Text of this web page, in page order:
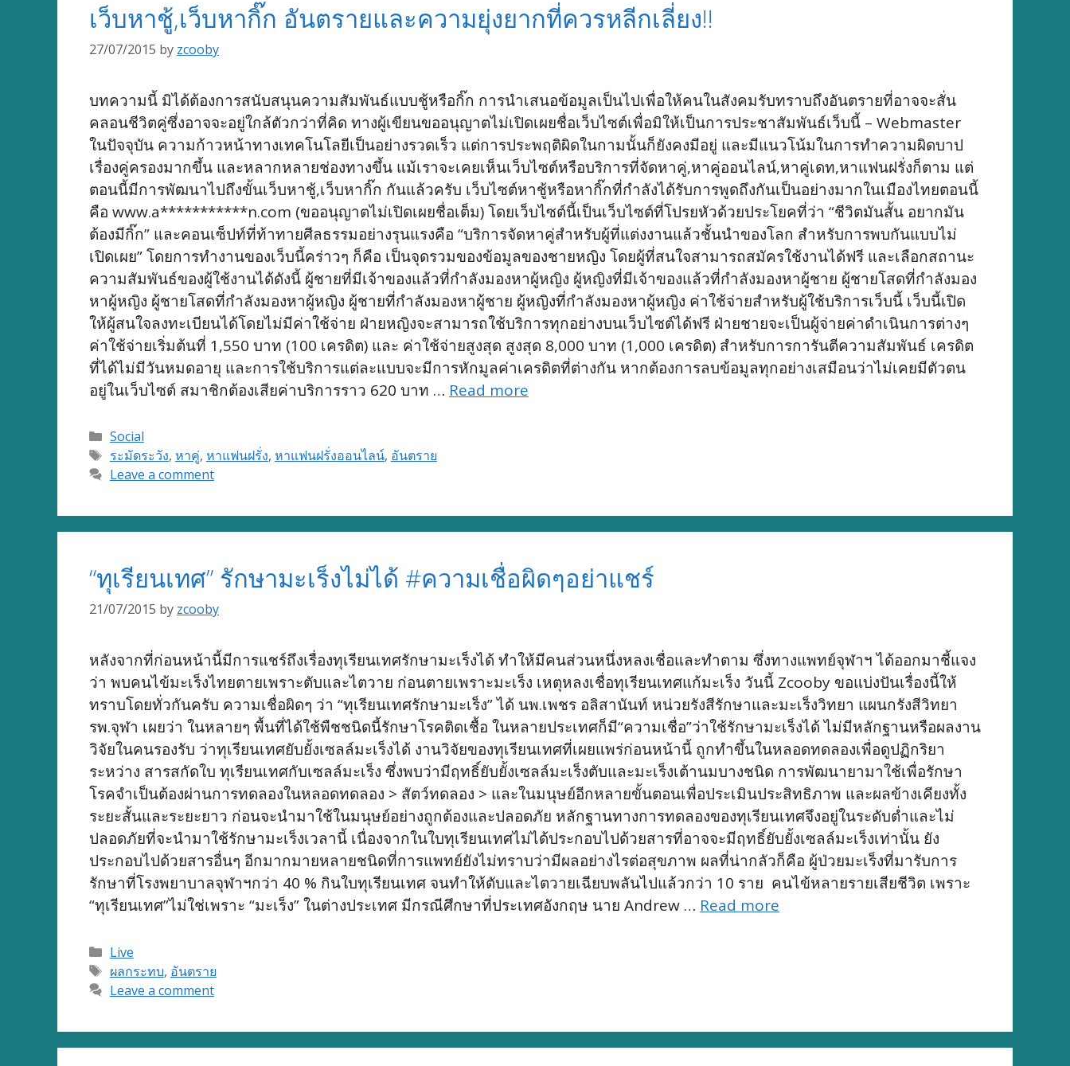
เว็บหาชู้,เว็บหากิ๊ก อันตรายและความยุ่งยากที่ควรหลีกเลี่ยง!!
27/07/2015 by zcooby
บทความนี้ มิได้ต้องการสนับสนุนความสัมพันธ์แบบชู้หรือกิ๊ก การนำเสนอข้อมูลเป็นไปเพื่อให้คนในสังคมรับทราบถึงอันตรายที่อาจจะสั่น
คลอนชีวิตคู่ซึ่งอาจจะอยู่ใกล้ตัวกว่าที่คิด ทางผู้เขียนขออนุญาตไม่เปิดเผยชื่อเว็บไซต์เพื่อมิให้เป็นการประชาสัมพันธ์เว็บนี้ – Webmaster
ในปัจจุบัน ความก้าวหน้าทางเทคโนโลยีเป็นอย่างรวดเร็ว แต่การประพฤติผิดในกามนั้นก็ยังคงมีอยู่ และมีแนวโน้มในการทำความผิดบาป
เรื่องคู่ครองมากขึ้น และหลากหลายช่องทางขึ้น แม้เราจะเคยเห็นเว็บไซต์หรือบริการที่จัดหาคู่,หาคู่ออนไลน์,หาคู่เดท,หาแฟนฝรั่งก็ตาม แต่
ตอนนี้มีการพัฒนาไปถึงขั้นเว็บหาชู้,เว็บหากิ๊ก กันแล้วครับ เว็บไซต์หาชู้หรือหากิ๊กที่กำลังได้รับการพูดถึงกันเป็นอย่างมากในเมืองไทยตอนนี้
คือ www.a***********n.com (ขออนุญาตไม่เปิดเผยชื่อเต็ม) โดยเว็บไซต์นี้เป็นเว็บไซต์ที่โปรยหัวด้วยประโยคที่ว่า “ชีวิตมันสั้น อยากมัน
ต้องมีกิ๊ก” และคอนเซ็ปท์ที่ท้าทายศีลธรรมอย่างรุนแรงคือ “บริการจัดหาคู่สำหรับผู้ที่แต่งงานแล้วชั้นนำของโลก สำหรับการพบกันแบบไม่
เปิดเผย” โดยการทำงานของเว็บนี้คร่าวๆ ก็คือ เป็นจุดรวมของข้อมูลของชายหญิง โดยผู้ที่สนใจสามารถสมัครใช้งานได้ฟรี และเลือกสถานะ
ความสัมพันธ์ของผู้ใช้งานได้ดังนี้ ผู้ชายที่มีเจ้าของแล้วที่กำลังมองหาผู้หญิง ผู้หญิงที่มีเจ้าของแล้วที่กำลังมองหาผู้ชาย ผู้ชายโสดที่กำลังมอง
หาผู้หญิง ผู้ชายโสดที่กำลังมองหาผู้หญิง ผู้ชายที่กำลังมองหาผู้ชาย ผู้หญิงที่กำลังมองหาผู้หญิง ค่าใช้จ่ายสำหรับผู้ใช้บริการเว็บนี้ เว็บนี้เปิด
ให้ผู้สนใจลงทะเบียนได้โดยไม่มีค่าใช้จ่าย ฝ่ายหญิงจะสามารถใช้บริการทุกอย่างบนเว็บไซต์ได้ฟรี ฝ่ายชายจะเป็นผู้จ่ายค่าดำเนินการต่างๆ
ค่าใช้จ่ายเริ่มต้นที่ 1,550 บาท (100 เครดิต) และ ค่าใช้จ่ายสูงสุด สูงสุด 8,000 บาท (1,000 เครดิต) สำหรับการการันตีความสัมพันธ์ เครดิต
ที่ได้ไม่มีวันหมดอายุ และการใช้บริการแต่ละแบบจะมีการหักมูลค่าเครดิตที่ต่างกัน หากต้องการลบข้อมูลทุกอย่างเสมือนว่าไม่เคยมีตัวตน
อยู่ในเว็บไซต์ สมาชิกต้องเสียค่าบริการราว 620 บาท … Read more
Categories
Social
Tags
ระมัดระวัง, หาคู่, หาแฟนฝรั่ง, หาแฟนฝรั่งออนไลน์, อันตราย
Leave a comment
“ทุเรียนเทศ” รักษามะเร็งไม่ได้ #ความเชื่อผิดๆอย่าแชร์
21/07/2015 by zcooby
หลังจากที่ก่อนหน้านี้มีการแชร์ถึงเรื่องทุเรียนเทศรักษามะเร็งได้ ทำให้มีคนส่วนหนึ่งหลงเชื่อและทำตาม ซึ่งทางแพทย์จุฬาฯ ได้ออกมาชี้แจง
ว่า พบคนไข้มะเร็งไทยตายเพราะตับและไตวาย ก่อนตายเพราะมะเร็ง เหตุหลงเชื่อทุเรียนเทศแก้มะเร็ง วันนี้ Zcooby ขอแบ่งปันเรื่องนี้ให้
ทราบโดยทั่วกันครับ ความเชื่อผิดๆ ว่า “ทุเรียนเทศรักษามะเร็ง” ได้ นพ.เพชร อลิสานันท์ หน่วยรังสีรักษาและมะเร็งวิทยา แผนกรังสีวิทยา
รพ.จุฬา เผยว่า ในหลายๆ พื้นที่ได้ใช้พืชชนิดนี้รักษาโรคติดเชื้อ ในหลายประเทศก็มี“ความเชื่อ”ว่าใช้รักษามะเร็งได้ ไม่มีหลักฐานหรือผลงาน
วิจัยในคนรองรับ ว่าทุเรียนเทศยับยั้งเซลล์มะเร็งได้ งานวิจัยของทุเรียนเทศที่เผยแพร่ก่อนหน้านี้ ถูกทำขึ้นในหลอดทดลองเพื่อดูปฏิกริยา
ระหว่าง สารสกัดใบ ทุเรียนเทศกับเซลล์มะเร็ง ซึ่งพบว่ามีฤทธิ์ยับยั้งเซลล์มะเร็งตับและมะเร็งเต้านมบางชนิด การพัฒนายามาใช้เพื่อรักษา
โรคจำเป็นต้องผ่านการทดลองในหลอดทดลอง > สัตว์ทดลอง > และในมนุษย์อีกหลายขั้นตอนเพื่อประเมินประสิทธิภาพ และผลข้างเคียงทั้ง
ระยะสั้นและระยะยาว ก่อนจะนำมาใช้ในมนุษย์อย่างถูกต้องและปลอดภัย หลักฐานทางการทดลองของทุเรียนเทศจึงอยู่ในระดับต่ำและไม่
ปลอดภัยที่จะนำมาใช้รักษามะเร็งเวลานี้ เนื่องจากในใบทุเรียนเทศไม่ได้ประกอบไปด้วยสารที่อาจจะมีฤทธิ์ยับยั้งเซลล์มะเร็งเท่านั้น ยัง
ประกอบไปด้วยสารอื่นๆ อีกมากมายหลายชนิดที่การแพทย์ยังไม่ทราบว่ามีผลอย่างไรต่อสุขภาพ ผลที่น่ากลัวก็คือ ผู้ป่วยมะเร็งที่มารับการ
รักษาที่โรงพยาบาลจุฬาฯกว่า 40 % กินใบทุเรียนเทศ จนทำให้ตับและไตวายเฉียบพลันไปแล้วกว่า 10 ราย คนไข้หลายรายเสียชีวิต เพราะ
“ทุเรียนเทศ”ไม่ใช่เพราะ “มะเร็ง” ในต่างประเทศ มีกรณีศึกษาที่ประเทศอังกฤษ นาย Andrew … Read more
Categories
Live
Tags
ผลกระทบ, อันตราย
Leave a comment